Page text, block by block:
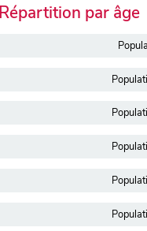
Répartition par âge